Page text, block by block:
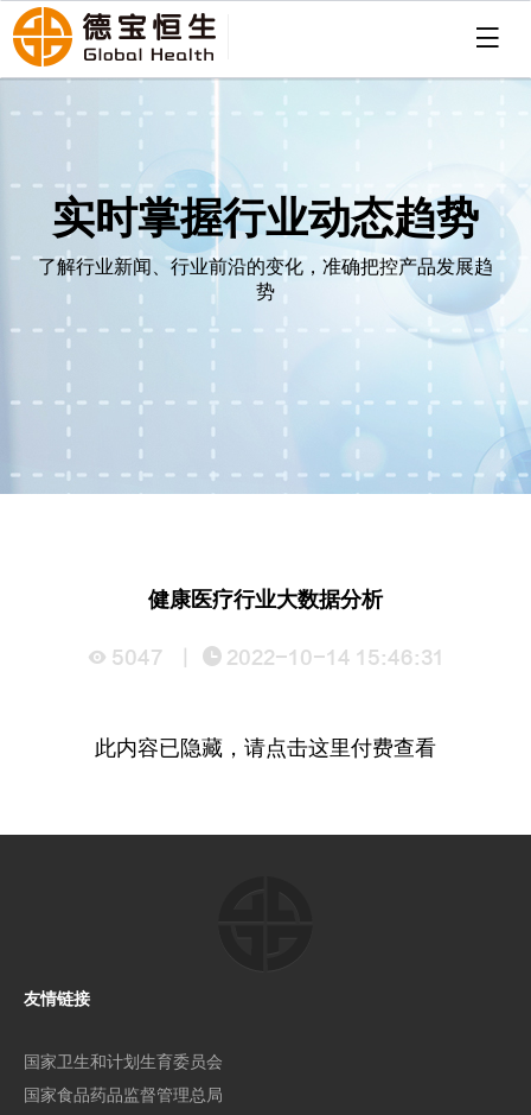
实时掌握行业动态趋势
了解行业新闻、行业前沿的变化，准确把控产品发展趋
势
健康医疗行业大数据分析
5047 2022-10-14 15:46:31
此内容已隐藏，请点击这里付费查看
友情链接
国家卫生和计划生育委员会
国家食品药品监督管理总局